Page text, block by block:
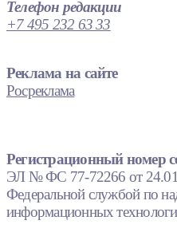
Телефон редакции
+7 495 232 63 33
Реклама на сайте
Росреклама
Регистрационный номер
ЭЛ № ФС 77-72266 от
Федеральной службой по
информационных